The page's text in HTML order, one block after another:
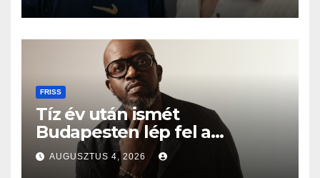
FRISS
Tíz év után ismét
Budapesten lép fel a
Grammy-díjas világsztár
AUGUSZTUS 4, 2026